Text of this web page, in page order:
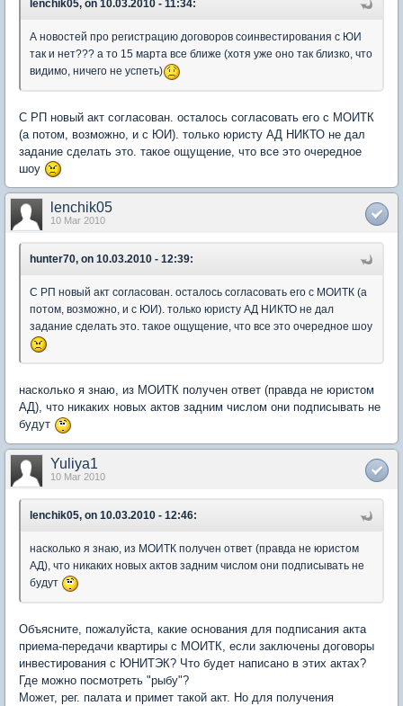
lenchik05, on 10.03.2010 - 11:34:
А новостей про регистрацию договоров соинвестирования с ЮИ
так и нет??? а то 15 марта все ближе (хотя уже оно так близко, что
видимо, ничего не успеть)
С РП новый акт согласован. осталось согласовать его с МОИТК
(а потом, возможно, и с ЮИ). только юристу АД НИКТО не дал
задание сделать это. такое ощущение, что все это очередное
шоу
lenchik05
10 Mar 2010
hunter70, on 10.03.2010 - 12:39:
С РП новый акт согласован. осталось согласовать его с МОИТК (а
потом, возможно, и с ЮИ). только юристу АД НИКТО не дал
задание сделать это. такое ощущение, что все это очередное шоу
насколько я знаю, из МОИТК получен ответ (правда не юристом
АД), что никаких новых актов задним числом они подписывать не
будут
Yuliya1
10 Mar 2010
lenchik05, on 10.03.2010 - 12:46:
насколько я знаю, из МОИТК получен ответ (правда не юристом
АД), что никаких новых актов задним числом они подписывать не
будут
Объясните, пожалуйста, какие основания для подписания акта
приема-передачи квартиры с МОИТК, если заключены договоры
инвестирования с ЮНИТЭК? Что будет написано в этих актах?
Где можно посмотреть "рыбу"?
Может, рег. палата и примет такой акт. Но для получения